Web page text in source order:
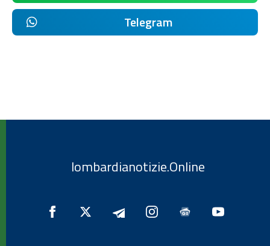
Telegram
lombardianotizie.Online